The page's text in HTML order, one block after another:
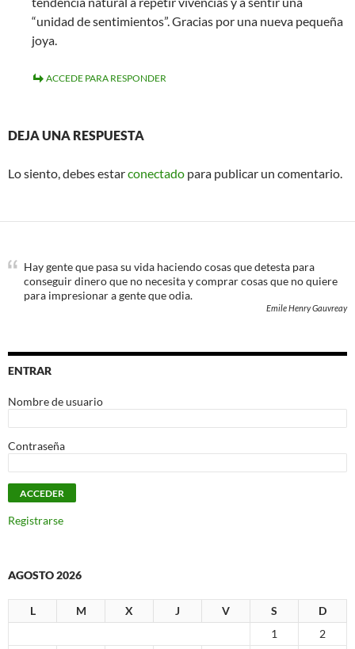
“unidad de sentimientos”. Gracias por una nueva pequeña
joya.
ACCEDE PARA RESPONDER
DEJA UNA RESPUESTA
Lo siento, debes estarconectado para publicar un comentario.
Hay gente que pasa su vida haciendo cosas que detesta para
conseguir dinero que no necesita y comprar cosas que no quiere
para impresionar a gente que odia.
Emile Henry Gauvreay
ENTRAR
Nombre de usuario
Contraseña
Registrarse
AGOSTO 2026
L M X J V S
D
1
2